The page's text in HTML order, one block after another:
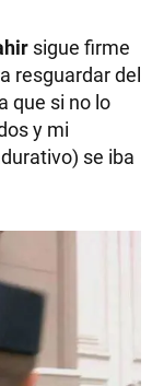
sigue firme
resguardar del
que si no lo
y mi
se iba